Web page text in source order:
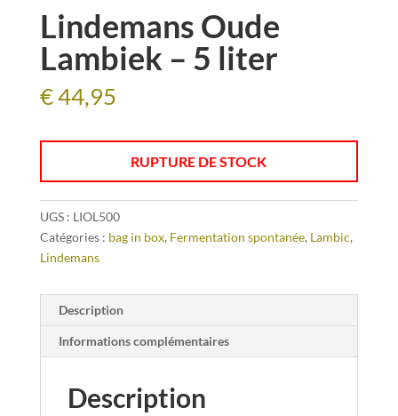
Lindemans Oude
Lambiek – 5 liter
€44,95
RUPTURE DE STOCK
UGS : LIOL500
Catégories : bag in box, Fermentation spontanée, Lambic,
Lindemans
Description
Informations complémentaires
Description